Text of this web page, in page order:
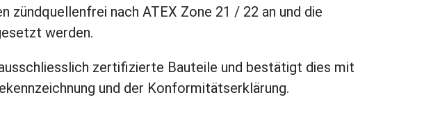
zündquellenfrei nach ATEX Zone 21 / 22 an und die
werden.
zertifizierte Bauteile und bestätigt dies mit
und der Konformitätserklärung.